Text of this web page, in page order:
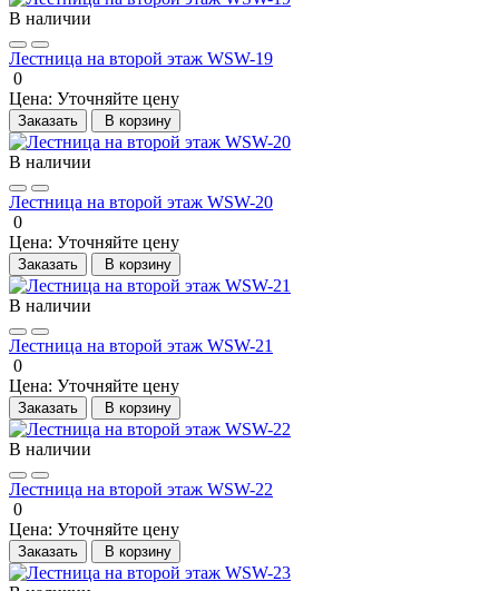
В наличии
Лестница на второй этаж WSW-19
0
Цена: Уточняйте цену
Заказать В корзину
В наличии
Лестница на второй этаж WSW-20
0
Цена: Уточняйте цену
Заказать В корзину
В наличии
Лестница на второй этаж WSW-21
0
Цена: Уточняйте цену
Заказать В корзину
В наличии
Лестница на второй этаж WSW-22
0
Цена: Уточняйте цену
Заказать В корзину